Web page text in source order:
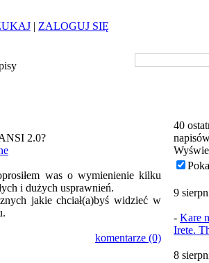
| ZALOGUJ SIĘ
2.0?
was o wymienienie kilku
i dużych usprawnień.
jakie chciał(a)byś widzieć w
komentarze (0)
40
9
- Kare
Irete.
8